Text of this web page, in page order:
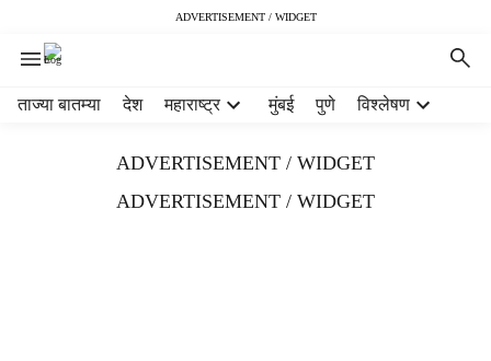
ADVERTISEMENT / WIDGET
ताज्या बातम्या देश महाराष्ट्र मुंबई पुणे विश्लेषण
ADVERTISEMENT / WIDGET
ADVERTISEMENT / WIDGET